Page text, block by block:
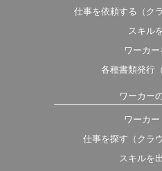
仕事を依頼する（ク
スキル
ワーカー
各種書類発行
ワーカー
ワーカ
仕事を探す（クラ
スキルを